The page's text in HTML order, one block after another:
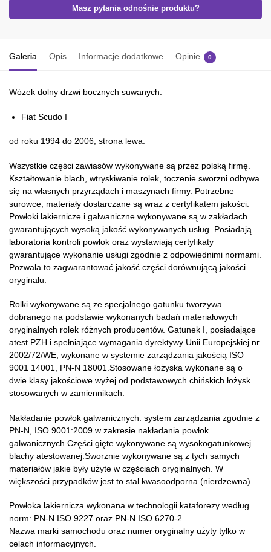
Masz pytania odnośnie produktu?
Galeria Opis Informacje dodatkowe Opinie 0
Wózek dolny drzwi bocznych suwanych:
Fiat Scudo I
od roku 1994 do 2006, strona lewa.
Wszystkie części zawiasów wykonywane są przez polską firmę.
Kształtowanie blach, wtryskiwanie rolek, toczenie sworzni odbywa
się na własnych przyrządach i maszynach firmy. Potrzebne
surowce, materiały dostarczane są wraz z certyfikatem jakości.
Powłoki lakiernicze i galwaniczne wykonywane są w zakładach
gwarantujących wysoką jakość wykonywanych usług. Posiadają
laboratoria kontroli powłok oraz wystawiają certyfikaty
gwarantujące wykonanie usługi zgodnie z odpowiednimi normami.
Pozwala to zagwarantować jakość części dorównującą jakości
oryginału.
Rolki wykonywane są ze specjalnego gatunku tworzywa
dobranego na podstawie wykonanych badań materiałowych
oryginalnych rolek różnych producentów. Gatunek I, posiadające
atest PZH i spełniające wymagania dyrektywy Unii Europejskiej nr
2002/72/WE, wykonane w systemie zarządzania jakością ISO
9001 14001, PN-N 18001.Stosowane łożyska wykonane są o
dwie klasy jakościowe wyżej od podstawowych chińskich łożysk
stosowanych w zamiennikach.
Nakładanie powłok galwanicznych: system zarządzania zgodnie z
PN-N, ISO 9001:2009 w zakresie nakładania powłok
galwanicznych.Części gięte wykonywane są wysokogatunkowej
blachy atestowanej.Sworznie wykonywane są z tych samych
materiałów jakie były użyte w częściach oryginalnych. W
większości przypadków jest to stal kwasoodporna (nierdzewna).
Powłoka lakiernicza wykonana w technologii kataforezy według
norm: PN-N ISO 9227 oraz PN-N ISO 6270-2.
Nazwa marki samochodu oraz numer oryginalny użyty tylko w
celach informacyjnych.